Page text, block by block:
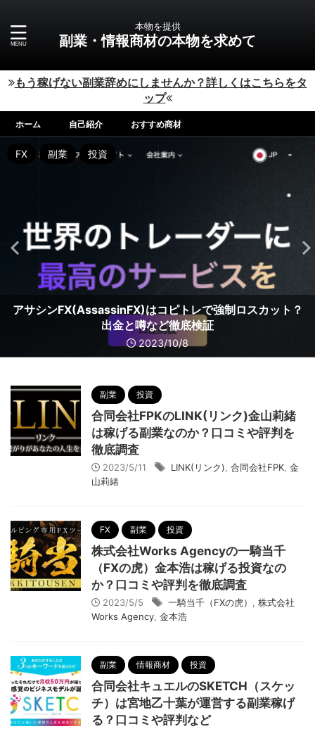
本物を提供
副業・情報商材の本物を求めて
もう稼げない副業辞めにしませんか？詳しくはこちらをタ
ップ
ホーム 自己紹介 おすすめ商材
副業 投資
Diamond Fund(ダイアモンドファンド) 市川ひかりの副業
を徹底検証！料金判明！
2023/10/14
FX 副業 投資
アサシンFX(AssassinFX)はコピトレで強制ロスカット？
出金と噂など徹底検証
2023/10/8
仮想通貨 副業 投資
Kookoは危険？インスタ副業？怪しいデジタル通貨取引所
なのか？徹底検証
2023/10/7
FX 副業 投資
株式会社AssetCubeのFX Titans 〜FX・タイタンズ〜（江
守哲）は稼げる投資なのか？口コミや評判を徹底調査
2023/10/4
FX 副業 投資
株式会社Works AgencyのAddicted（アディクテッド）は
稼げる投資なのか？口コミや評判を徹底調査ジーニアスD
2023/9/28
FX 副業 投資
株式会社LogicalForexのパワースキャルFX(KAZ)は稼げる
投資なのか？口コミや評判を徹底調査
2023/9/18
FX 副業 投資
クロスリテイリング株式会社の金山(KINZAN)FXは稼げ
る？口コミや評判を徹底調査
2023/8/21
FX 副業 投資
株式会社Works AgencyのJUDY BLACKは稼げる投資なの
か？口コミや評判を徹底調査
2023/8/4
FX 副業 投資
株式会社LogicalForexのレジェンドビクトリー
FX（LEGEND VICTORY FX）木村大輔は稼げる投資なの
か？口コミや評判を徹底調査
2023/6/14
FX 副業 投資
株式会社AssetCubeの即金アルゴリズム（吉田健史）は稼
げる投資なのか？口コミや評判を徹底調査
2023/5/30
副業 投資
合同会社FPKのLINK(リンク)金山莉緒
は稼げる副業なのか？口コミや評判を
徹底調査
2023/5/11 LINK(リンク) 合同会社FPK 金
山莉緒
FX 副業 投資
株式会社Works Agencyの一騎当千
（FXの虎）金本浩は稼げる投資なの
か？口コミや評判を徹底調査
2023/5/5 一騎当千（FXの虎）
株式会社
Works Agency 金本浩
副業 情報商材 投資
合同会社キュエルのSKETCH（スケッ
チ）は宮地乙十葉が運営する副業稼げ
る？口コミや評判など